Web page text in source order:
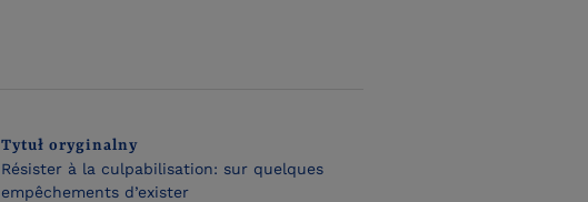
Tytuł oryginalny
Résister à la culpabilisation: sur quelques
empêchements d’exister